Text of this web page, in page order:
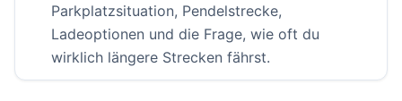
Parkplatzsituation, Pendelstrecke,
Ladeoptionen und die Frage, wie oft du
wirklich längere Strecken fährst.